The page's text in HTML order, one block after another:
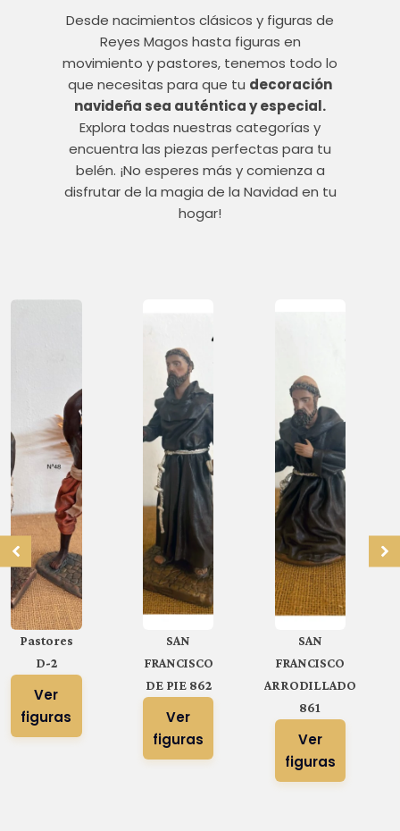
Desde nacimientos clásicos y figuras de
Reyes Magos hasta figuras en
movimiento y pastores, tenemos todo lo
que necesitas para que tu decoración
navideña sea auténtica y especial.
Explora todas nuestras categorías y
encuentra las piezas perfectas para tu
belén. ¡No esperes más y comienza a
disfrutar de la magia de la Navidad en tu
hogar!
Pastores
D-2
Ver
figuras
SAN
FRANCISCO
DE PIE 862
Ver
figuras
SAN
FRANCISCO
ARRODILLADO
861
Ver
figuras